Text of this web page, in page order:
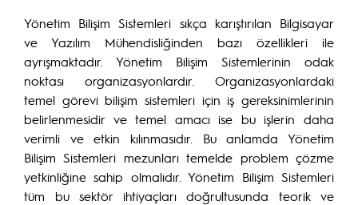
Yönetim Bilişim Sistemleri sıkça karıştırılan Bilgisayar
ve Yazılım Mühendisliğinden bazı özellikleri ile
ayrışmaktadır. Yönetim Bilişim Sistemlerinin odak
noktası organizasyonlardır. Organizasyonlardaki
temel görevi bilişim sistemleri için iş gereksinimlerinin
belirlenmesidir ve temel amacı ise bu işlerin daha
verimli ve etkin kılınmasıdır. Bu anlamda Yönetim
Bilişim Sistemleri mezunları temelde problem çözme
yetkinliğine sahip olmalıdır. Yönetim Bilişim Sistemleri
tüm bu sektör ihtiyaçları doğrultusunda teorik ve